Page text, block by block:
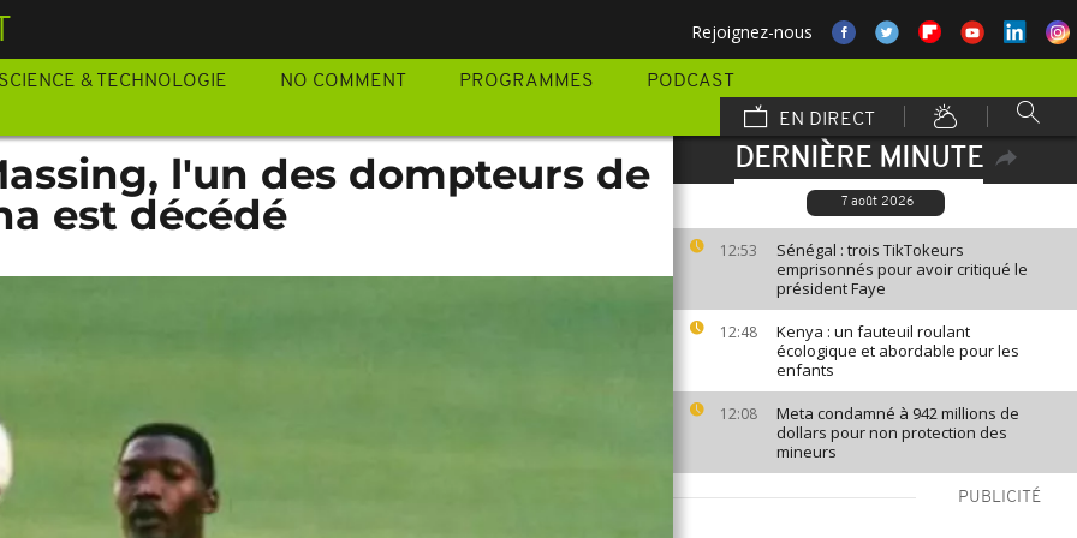
Rejoignez-nous
SCIENCE & TECHNOLOGIE NO COMMENT PROGRAMMES
PODCAST
EN DIRECT
DERNIÈRE MINUTE
7 août 2026
12:53
Sénégal : trois TikTokeurs
emprisonnés pour avoir critiqué le
président Faye
12:48
Kenya : un fauteuil roulant
écologique et abordable pour les
enfants
12:08
Meta condamné à 942 millions de
dollars pour non protection des
mineurs
PUBLICITÉ
l'un des dompteurs de
est décédé